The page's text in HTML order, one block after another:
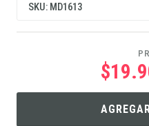
SKU: MD1613